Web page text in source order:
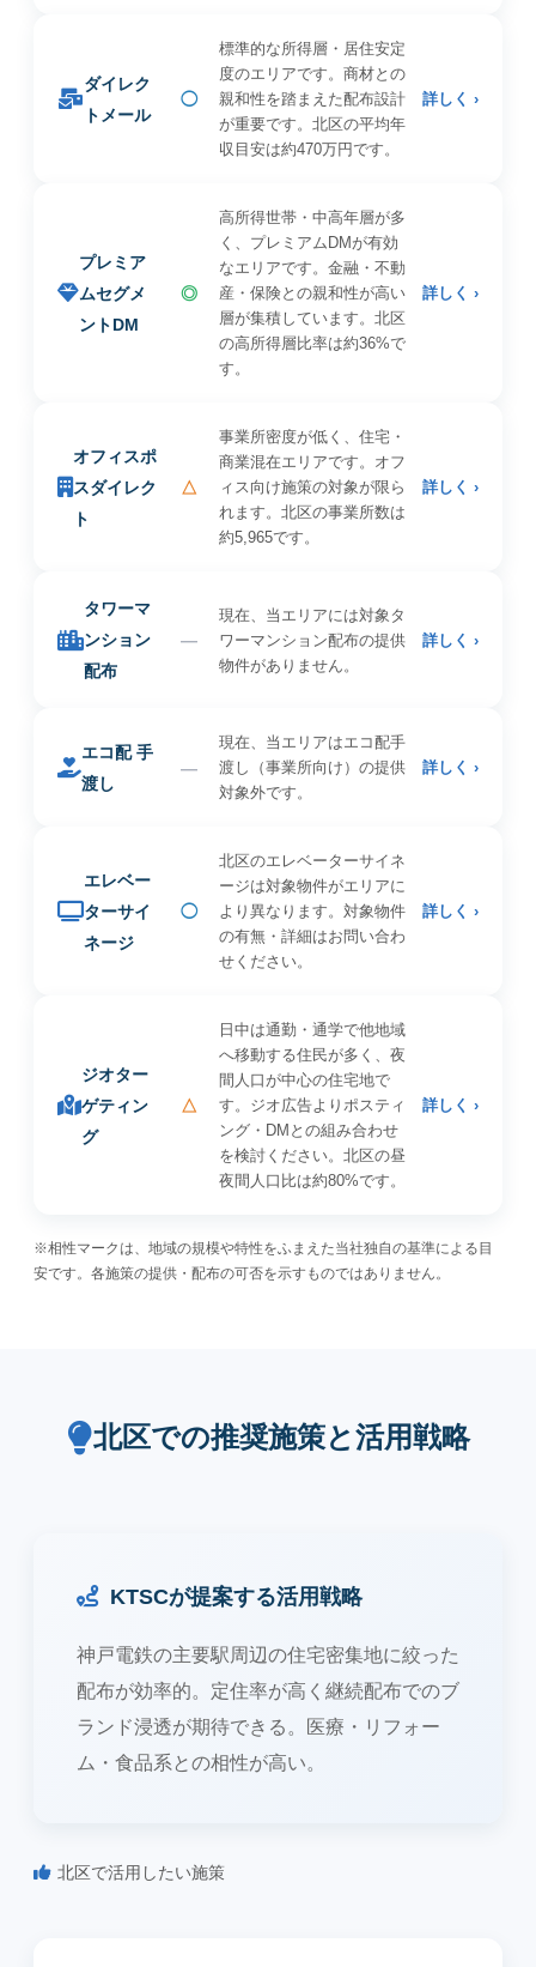
ダイレク
トメール
◯
標準的な所得層・居住安定
度のエリアです。商材との
親和性を踏まえた配布設計
が重要です。北区の平均年
収目安は約470万円です。
詳しく ›
プレミア
ムセグメ
ントDM
◎
高所得世帯・中高年層が多
く、プレミアムDMが有効
なエリアです。金融・不動
産・保険との親和性が高い
層が集積しています。北区
の高所得層比率は約36%で
す。
詳しく ›
オフィスポ
スダイレク
ト
△
事業所密度が低く、住宅・
商業混在エリアです。オフ
ィス向け施策の対象が限ら
れます。北区の事業所数は
約5,965です。
詳しく ›
タワーマ
ンション
配布
—
現在、当エリアには対象タ
ワーマンション配布の提供
物件がありません。
詳しく ›
エコ配 手
渡し
—
現在、当エリアはエコ配手
渡し（事業所向け）の提供
対象外です。
詳しく ›
エレベー
ターサイ
ネージ
◯
北区のエレベーターサイネ
ージは対象物件がエリアに
より異なります。対象物件
の有無・詳細はお問い合わ
せください。
詳しく ›
ジオター
ゲティン
グ
△
日中は通勤・通学で他地域
へ移動する住民が多く、夜
間人口が中心の住宅地で
す。ジオ広告よりポスティ
ング・DMとの組み合わせ
を検討ください。北区の昼
夜間人口比は約80%です。
詳しく ›
※相性マークは、地域の規模や特性をふまえた当社独自の基準による目
安です。各施策の提供・配布の可否を示すものではありません。
北区での推奨施策と活用戦略
KTSCが提案する活用戦略
神戸電鉄の主要駅周辺の住宅密集地に絞った
配布が効率的。定住率が高く継続配布でのブ
ランド浸透が期待できる。医療・リフォー
ム・食品系との相性が高い。
北区で活用したい施策